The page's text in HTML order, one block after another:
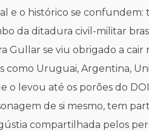
e o histórico se
da ditadura civil-militar
se viu obrigado a cair
Uruguai, Argentina,
levou até os porões do
de si mesmo, tem
compartilhada pelos